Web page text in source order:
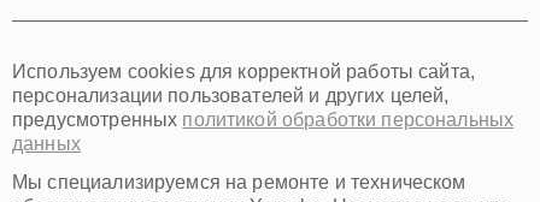
Омск
Красноярск
Пермь
Ульяновск
Киров
Используем cookies для корректной работы сайта,
персонализации пользователей и других целей,
предусмотренных политикой обработки персональных
данных
Мы специализируемся на ремонте и техническом